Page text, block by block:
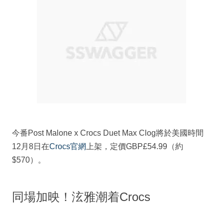
今番Post Malone x Crocs Duet Max Clog將於美國時間
12月8日在Crocs官網 上架，定價GBP£54.99（約
$570）。
同場加映！泫雅潮着Crocs